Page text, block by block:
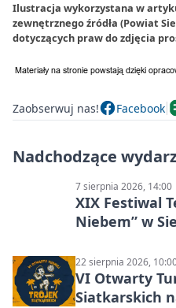
Ilustracja wykorzystana w
zewnętrznego źródła (Powiat
dotyczących praw do zdjęcia
Zaobserwuj nas! Facebook
Nadchodzące
7 sierpnia 2026, 14:00
XIX Festiwal
Niebem” w
22 sierpnia 2026,
VI Otwarty
Siatkarskich